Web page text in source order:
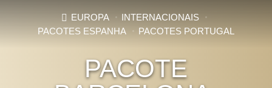
EUROPA
INTERNACIONAIS
PACOTES ESPANHA
PACOTES PORTUGAL
PACOTE